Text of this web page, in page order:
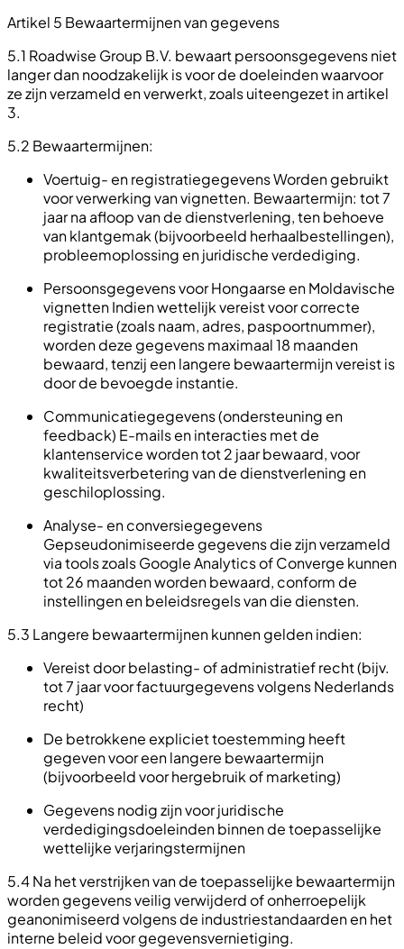
Artikel 5 Bewaartermijnen van gegevens
5.1 Roadwise Group B.V. bewaart persoonsgegevens niet
langer dan noodzakelijk is voor de doeleinden waarvoor
ze zijn verzameld en verwerkt, zoals uiteengezet in artikel
3.
5.2 Bewaartermijnen:
Voertuig- en registratiegegevens Worden gebruikt
voor verwerking van vignetten. Bewaartermijn: tot 7
jaar na afloop van de dienstverlening, ten behoeve
van klantgemak (bijvoorbeeld herhaalbestellingen),
probleemoplossing en juridische verdediging.
Persoonsgegevens voor Hongaarse en Moldavische
vignetten Indien wettelijk vereist voor correcte
registratie (zoals naam, adres, paspoortnummer),
worden deze gegevens maximaal 18 maanden
bewaard, tenzij een langere bewaartermijn vereist is
door de bevoegde instantie.
Communicatiegegevens (ondersteuning en
feedback) E-mails en interacties met de
klantenservice worden tot 2 jaar bewaard, voor
kwaliteitsverbetering van de dienstverlening en
geschiloplossing.
Analyse- en conversiegegevens
Gepseudonimiseerde gegevens die zijn verzameld
via tools zoals Google Analytics of Converge kunnen
tot 26 maanden worden bewaard, conform de
instellingen en beleidsregels van die diensten.
5.3 Langere bewaartermijnen kunnen gelden indien:
Vereist door belasting- of administratief recht (bijv.
tot 7 jaar voor factuurgegevens volgens Nederlands
recht)
De betrokkene expliciet toestemming heeft
gegeven voor een langere bewaartermijn
(bijvoorbeeld voor hergebruik of marketing)
Gegevens nodig zijn voor juridische
verdedigingsdoeleinden binnen de toepasselijke
wettelijke verjaringstermijnen
5.4 Na het verstrijken van de toepasselijke bewaartermijn
worden gegevens veilig verwijderd of onherroepelijk
geanonimiseerd volgens de industriestandaarden en het
interne beleid voor gegevensvernietiging.